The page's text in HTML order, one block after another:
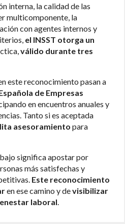
interna, la calidad de las
multicomponente, la
con agentes internos y
el INSST otorga un
válido durante tres
este reconocimiento pasan a
de Empresas
en encuentros anuales y
Tanto si es aceptada
asesoramiento para
significa apostar por
más satisfechas y
Este reconocimiento
en ese camino y devisibilizar
laboral